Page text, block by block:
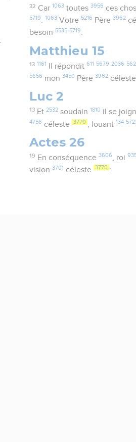
32 Car 1063toutes 3956 ces
5719. 1063 Votre 5216 Père3962
besoin 5535 5719.
Matthieu 15
13 1161 Il répondit 611 5679 2036
5656 mon3450 Père3962
Luc 2
13 Et 2532soudain 1810 il se
4756 céleste 3770 , louant 134
Actes 26
19 En conséquence 3606, roi
vision3701 céleste 3770 :